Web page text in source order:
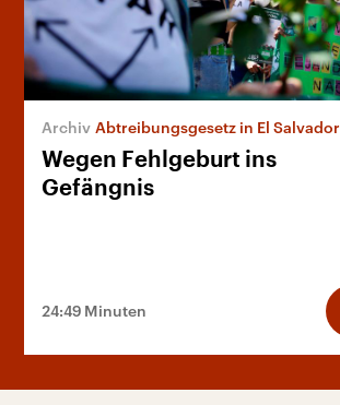
Abtreibungsgesetz in El Salvador
Wegen Fehlgeburt ins
Gefängnis
24:49 Minuten